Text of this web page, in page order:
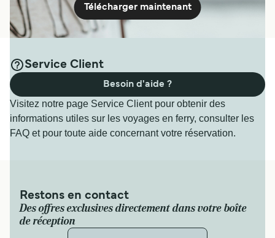
Télécharger maintenant
Service Client
Visitez notre page Service Client pour obtenir des
informations utiles sur les voyages en ferry, consulter les
FAQ et pour toute aide concernant votre réservation.
Besoin d'aide ?
Restons en contact
Des offres exclusives directement dans votre boîte
de réception